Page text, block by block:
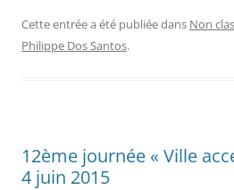
Cette entrée a été publiée dans Non
Philippe Dos Santos.
12ème journée « Ville
4 juin 2015